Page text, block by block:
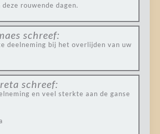
rouwende dagen.
schreef:
deelneming bij het overlijden van uw
schreef:
en veel sterkte aan de ganse